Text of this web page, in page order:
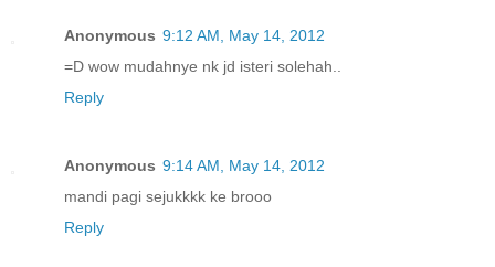
Anonymous 9:12 AM, May 14, 2012
=D wow mudahnye nk jd isteri solehah..
Reply
Anonymous 9:14 AM, May 14, 2012
mandi pagi sejukkkk ke brooo
Reply